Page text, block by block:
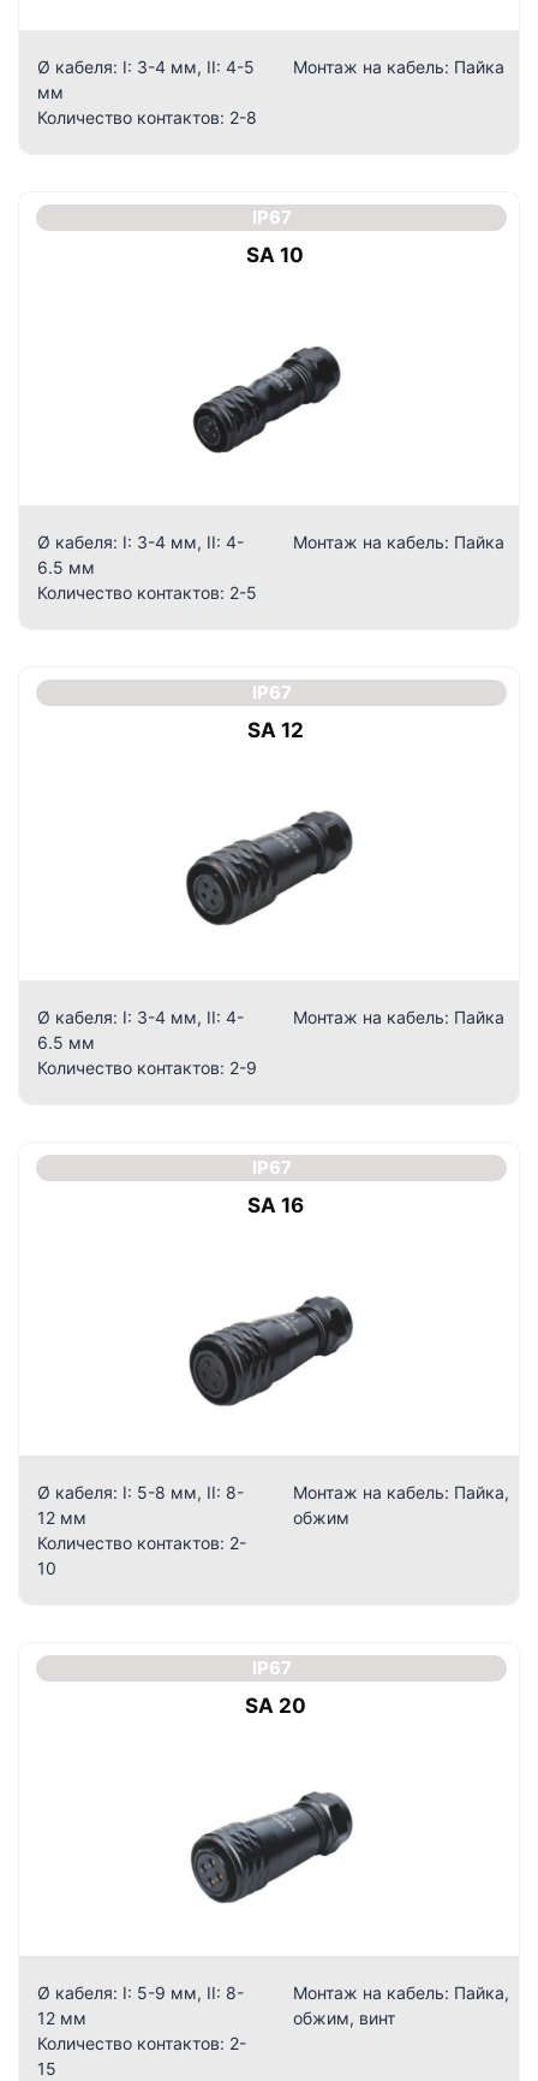
Ø кабеля: I: 3-4 мм, II: 4-5
мм
Монтаж на кабель: Пайка
Количество контактов: 2-8
SA 10
IP67
Ø кабеля: I: 3-4 мм, II: 4-
6.5 мм
Монтаж на кабель: Пайка
Количество контактов: 2-5
SA 12
IP67
Ø кабеля: I: 3-4 мм, II: 4-
6.5 мм
Монтаж на кабель: Пайка
Количество контактов: 2-9
SA 16
IP67
Ø кабеля: I: 5-8 мм, II: 8-
12 мм
Монтаж на кабель: Пайка,
обжим
Количество контактов: 2-
10
SA 20
IP67
Ø кабеля: I: 5-9 мм, II: 8-
12 мм
Монтаж на кабель: Пайка,
обжим, винт
Количество контактов: 2-
15